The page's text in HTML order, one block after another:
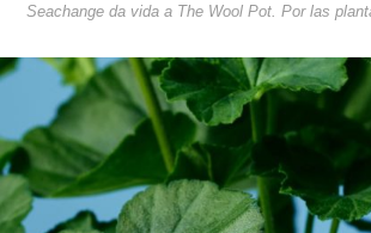
Seachange da vida a The Wool Pot. Por las